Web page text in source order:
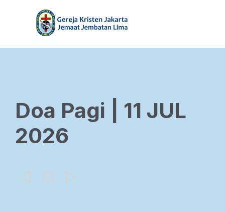
Doa Pagi | 11 JUL
2026
  